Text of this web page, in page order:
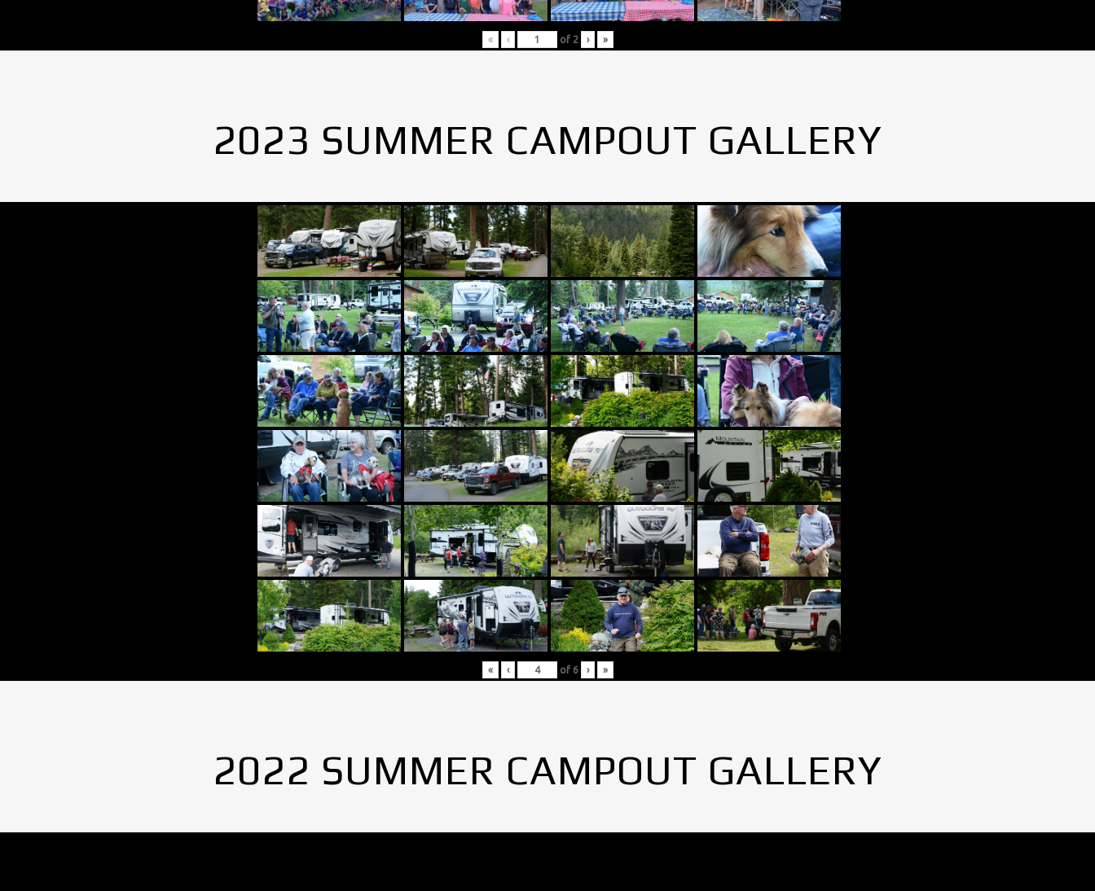
« ‹ of 2 › »
2023 SUMMER CAMPOUT GALLERY
« ‹ of 6 › »
2022 SUMMER CAMPOUT GALLERY